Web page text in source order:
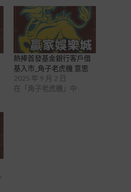
熱捧首發基金銀行客戶借
基入市_角子老虎機 意思